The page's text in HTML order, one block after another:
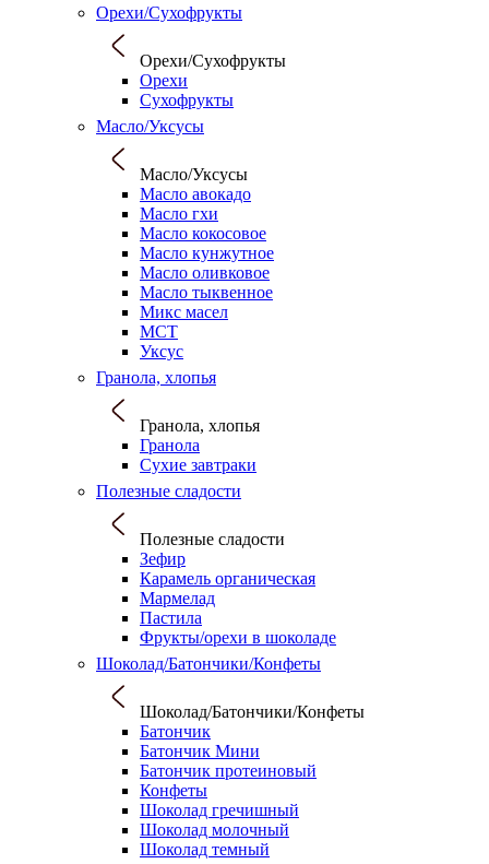
Орехи/Сухофрукты
Орехи/Сухофрукты
Орехи
Сухофрукты
Масло/Уксусы
Масло/Уксусы
Масло авокадо
Масло гхи
Масло кокосовое
Масло кунжутное
Масло оливковое
Масло тыквенное
Микс масел
МСТ
Уксус
Гранола, хлопья
Гранола, хлопья
Гранола
Сухие завтраки
Полезные сладости
Полезные сладости
Зефир
Карамель органическая
Мармелад
Пастила
Фрукты/орехи в шоколаде
Шоколад/Батончики/Конфеты
Шоколад/Батончики/Конфеты
Батончик
Батончик Мини
Батончик протеиновый
Конфеты
Шоколад гречишный
Шоколад молочный
Шоколад темный